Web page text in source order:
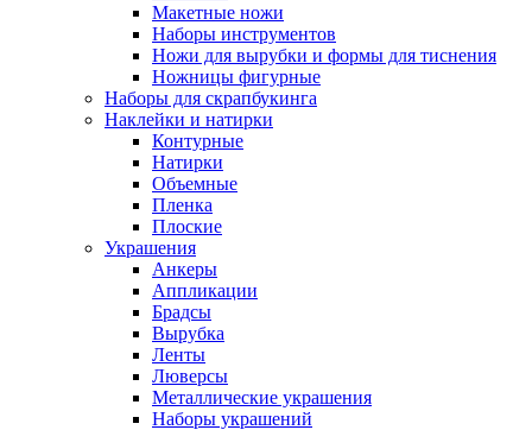
Макетные ножи
Наборы инструментов
Ножи для вырубки и формы для тиснения
Ножницы фигурные
Наборы для скрапбукинга
Наклейки и натирки
Контурные
Натирки
Объемные
Пленка
Плоские
Украшения
Анкеры
Аппликации
Брадсы
Вырубка
Ленты
Люверсы
Металлические украшения
Наборы украшений